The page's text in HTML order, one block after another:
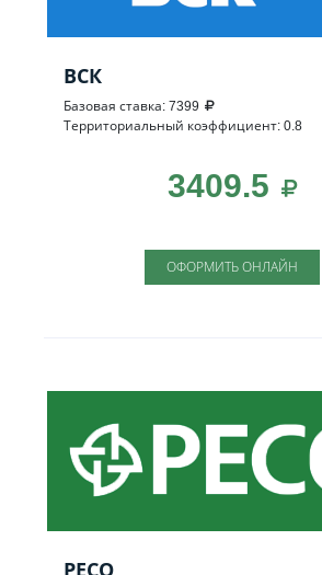
ВСК
Базовая ставка: 7399
Территориальный коэффициент: 0.8
3409.5
ОФОРМИТЬ ОНЛАЙН
РЕСО